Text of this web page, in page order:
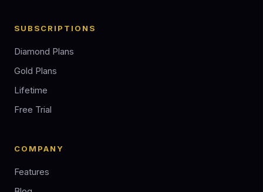
SUBSCRIPTIONS
Diamond Plans
Gold Plans
Lifetime
Free Trial
COMPANY
Features